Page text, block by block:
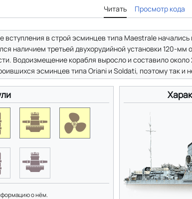
Читать Просмотр кода
вступления в строй эсминцев типа Maestrale
наличием третьей двухорудийной установки 120-мм
Водоизмещение корабля выросло и составило около
эсминцев типа Oriani и Soldati, поэтому так и
о нём.